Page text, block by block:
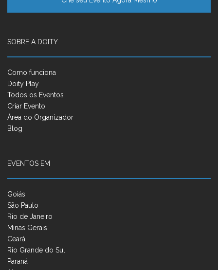
SOBRE A DOITY
Como funciona
Doity Play
Todos os Eventos
Criar Evento
Área do Organizador
Blog
EVENTOS EM
Goiás
São Paulo
Rio de Janeiro
Minas Gerais
Ceará
Rio Grande do Sul
Paraná